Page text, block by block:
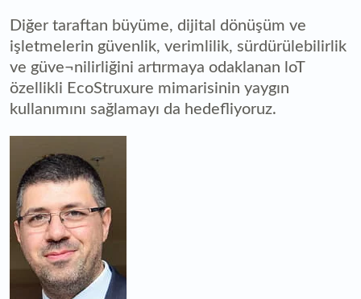
Diğer taraftan büyüme, dijital dönüşüm ve
işletmelerin güvenlik, verimlilik, sürdürülebilirlik
ve güve¬nilirliğini artırmaya odaklanan loT
özellikli EcoStruxure mimarisinin yaygın
kullanımını sağlamayı da hedefliyoruz.